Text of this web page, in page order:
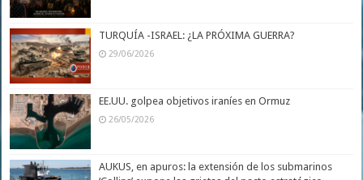
TURQUÍA -ISRAEL: ¿LA PRÓXIMA GUERRA?
29/06/2026
EE.UU. golpea objetivos iraníes en Ormuz
26/05/2026
AUKUS, en apuros: la extensión de los submarinos